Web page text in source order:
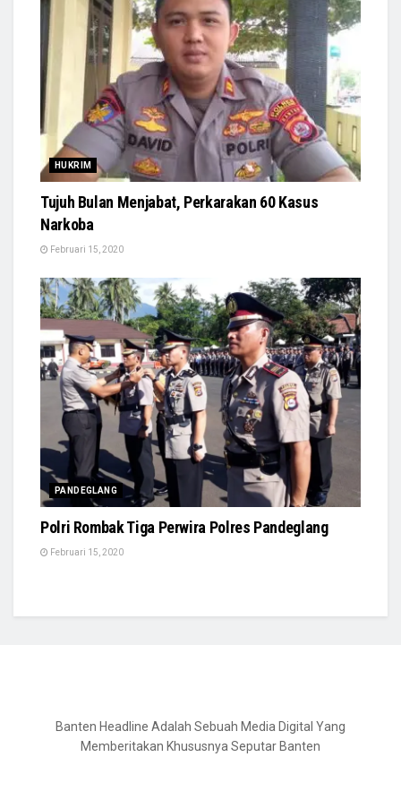
HUKRIM
Tujuh Bulan Menjabat, Perkarakan 60 Kasus
Narkoba
Februari 15, 2020
PANDEGLANG
Polri Rombak Tiga Perwira Polres Pandeglang
Februari 15, 2020
Banten Headline Adalah Sebuah Media Digital Yang
Memberitakan Khususnya Seputar Banten